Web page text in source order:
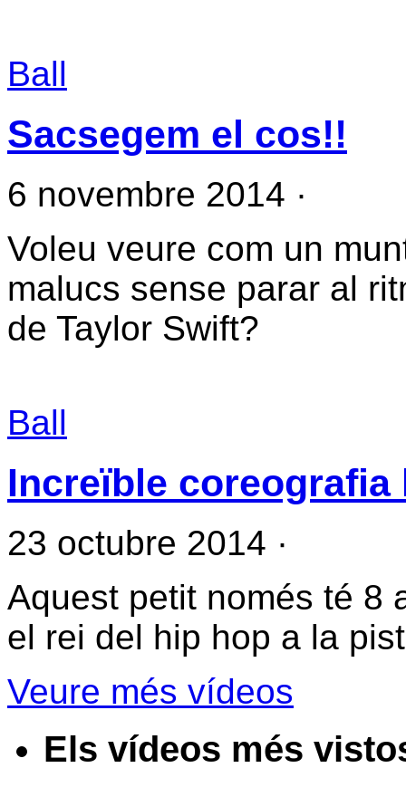
Ball
Sacsegem el cos!!
6 novembre 2014 ·
Voleu veure com un
malucs sense parar al
de Taylor Swift?
Ball
Increïble coreografia
23 octubre 2014 ·
Aquest petit només té 8
el rei del hip hop a la
Veure més vídeos
Els vídeos més